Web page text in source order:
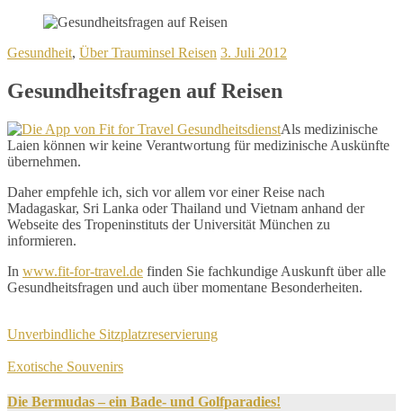
Gesundheit, Über Trauminsel Reisen 3. Juli 2012
Gesundheitsfragen auf Reisen
Geschrieben
von
Wolfgang
Als medizinische
Laien können wir keine Verantwortung für medizinische Auskünfte
übernehmen.
Daher empfehle ich, sich vor allem vor einer Reise nach
Madagaskar, Sri Lanka oder Thailand und Vietnam anhand der
Webseite des Tropeninstituts der Universität München zu
informieren.
In www.fit-for-travel.de finden Sie fachkundige Auskunft über alle
Gesundheitsfragen und auch über momentane Besonderheiten.
Navigation
Unverbindliche Sitzplatzreservierung
Exotische Souvenirs
Die Bermudas – ein Bade- und Golfparadies!